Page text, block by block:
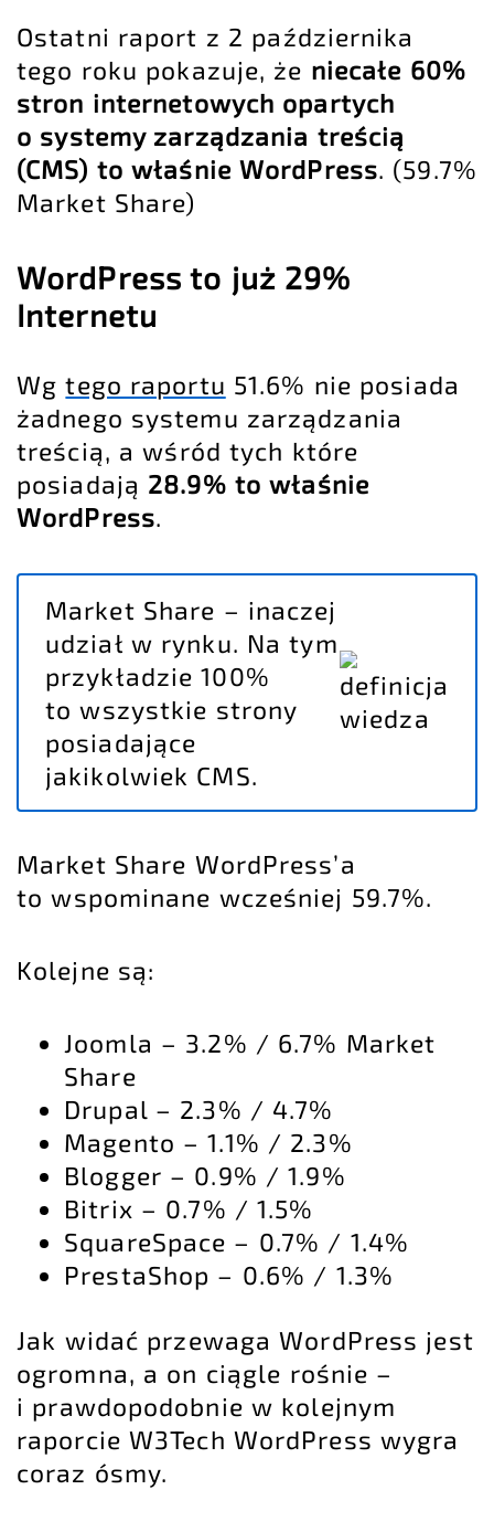
Ostatni raport z 2 października
tego roku pokazuje, że niecałe 60%
stron internetowych opartych
o systemy zarządzania treścią
(CMS) to właśnie WordPress. (59.7%
Market Share)
WordPress to już 29%
Internetu
Wgtego raportu 51.6% nie posiada
żadnego systemu zarządzania
treścią, a wśród tych które
posiadają 28.9% to właśnie
WordPress.
Market Share – inaczej
udział w rynku. Na tym
przykładzie 100%
to wszystkie strony
posiadające
jakikolwiek CMS.
Market Share WordPress’a
to wspominane wcześniej 59.7%.
Kolejne są:
Joomla – 3.2% / 6.7% Market
Share
Drupal – 2.3% / 4.7%
Magento – 1.1% / 2.3%
Blogger – 0.9% / 1.9%
Bitrix – 0.7% / 1.5%
SquareSpace – 0.7% / 1.4%
PrestaShop – 0.6% / 1.3%
Jak widać przewaga WordPress jest
ogromna, a on ciągle rośnie –
i prawdopodobnie w kolejnym
raporcie W3Tech WordPress wygra
coraz ósmy.